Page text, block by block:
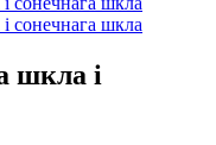
шкла і